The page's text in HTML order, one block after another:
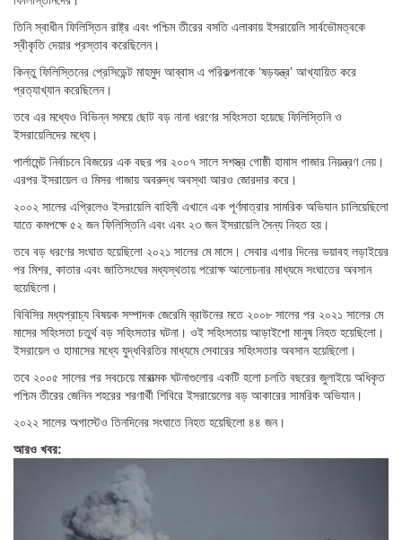
তিনি স্বাধীন ফিলিস্তিন রাষ্ট্র এবং পশ্চিম তীরের বসতি এলাকায় ইসরায়েলি সার্বভৌমত্বকে
স্বীকৃতি দেয়ার প্রস্তাব করেছিলেন।
কিন্তু ফিলিস্তিনের প্রেসিডেন্ট মাহমুদ আব্বাস এ পরিকল্পনাকে ‘ষড়যন্ত্র’ আখ্যায়িত করে
প্রত্যাখ্যান করেছিলেন।
তবে এর মধ্যেও বিভিন্ন সময়ে ছোট বড় নানা ধরণের সহিংসতা হয়েছে ফিলিস্তিনি ও
ইসরায়েলিদের মধ্যে।
পার্লামেন্ট নির্বাচনে বিজয়ের এক বছর পর ২০০৭ সালে সশস্ত্র গোষ্ঠী হামাস গাজার নিয়ন্ত্রণ নেয়।
এরপর ইসরায়েল ও মিসর গাজায় অবরুদ্ধ অবস্থা আরও জোরদার করে।
২০০২ সালের এপ্রিলেও ইসরায়েলি বাহিনী এখানে এক পূর্ণমাত্রার সামরিক অভিযান চালিয়েছিলো
যাতে কমপক্ষে ৫২ জন ফিলিস্তিনি এবং এবং ২৩ জন ইসরায়েলি সৈন্য নিহত হয়।
তবে বড় ধরণের সংঘাত হয়েছিলো ২০২১ সালের মে মাসে। সেবার এগার দিনের ভয়াবহ লড়াইয়ের
পর মিশর, কাতার এবং জাতিসংঘের মধ্যস্থতায় পরোক্ষ আলোচনার মাধ্যমে সংঘাতের অবসান
হয়েছিলো।
বিবিসির মধ্যপ্রাচ্য বিষয়ক সম্পাদক জেরেমি ব্রাউনের মতে ২০০৮ সালের পর ২০২১ সালের মে
মাসের সহিংসতা চতুর্থ বড় সহিংসতার ঘটনা। ওই সহিংসতায় আড়াইশো মানুষ নিহত হয়েছিলো।
ইসরায়েল ও হামাসের মধ্যে যুদ্ধবিরতির মাধ্যমে সেবারের সহিংসতার অবসান হয়েছিলো।
তবে ২০০৫ সালের পর সবচেয়ে মারাত্মক ঘটনাগুলোর একটি হলো চলতি বছরের জুলাইয়ে অধিকৃত
পশ্চিম তীরের জেনিন শহরের শরণার্থী শিবিরে ইসরায়েলের বড় আকারের সামরিক অভিযান।
২০২২ সালের অগাস্টেও তিনদিনের সংঘাতে নিহত হয়েছিলো ৪৪ জন।
আরও খবর: